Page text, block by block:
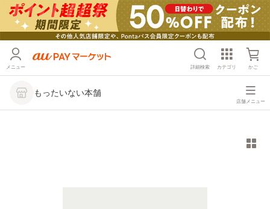
メニュー 詳細検索 カテゴリ かご
もったいない本舗
店舗メニュー